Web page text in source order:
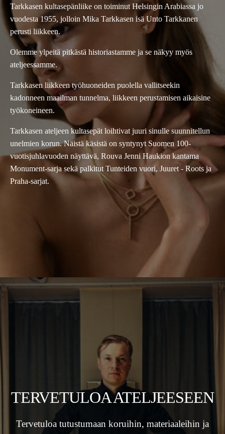
Tarkkasen kultasepänliike on toiminut Helsingin Arabiassa jo
vuodesta 1955, jolloin Mika Tarkkasen isä Unto Tarkkanen
perusti liikkeen.
Olemme ylpeitä pitkästä historiastamme ja se näkyy myös
ateljeessamme.
Tarkkasen liikkeen työhuoneiden puolella vallitseekin
kadonneen maailman tunnelma, liikkeen perustamisen aikaisine
työkoneineen.
Tarkkasen ateljeen kultasepät loihtivat juuri sinulle suunnitellun
unelmien korun. Näistä käsistä on syntynyt Suomen 100-
vuotisjuhlavuoden näyttävä, Rouva Jenni Haukion kantama
Monument-sarja sekä palkitut Tunteiden vuori, Juuret - Roots ja
Praha-sarjat.
TERVETULOA ATELJEESEEN
Tervetuloa tutustumaan koruihin, materiaaleihin ja